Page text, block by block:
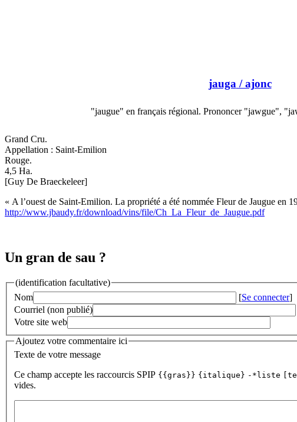
jauga / ajonc
"jaugue" en français régional. Prononcer "jawgue",
Grand Cru.
Appellation : Saint-Emilion
Rouge.
4,5 Ha.
[Guy De Braeckeleer]
« A l’ouest de Saint-Emilion. La propriété a été nommée Fleur de Jaugue en
http://www.jbaudy.fr/download/vins/file/Ch_La_Fleur_de_Jaugue.pdf
Un gran de sau ?
(identification facultative)
Nom
[Se connecter]
Courriel (non publié)
Votre site web
Ajoutez votre commentaire ici
Texte de votre message
Ce champ accepte les raccourcis SPIP {{gras}} {italique} -*liste
vides.